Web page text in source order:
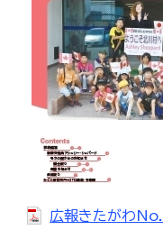
広報きたがわ